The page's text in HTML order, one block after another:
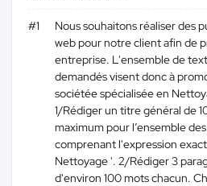
#1
Nous souhaitons réaliser des
web pour notre client afin de
entreprise. L'ensemble de
demandés visent donc à
sociétée spécialisée en
1/Rédiger un titre général de
maximum pour l’ensemble
comprenant l'expression
Nettoyage '. 2/Rédiger 3
d'environ 100 mots chacun.